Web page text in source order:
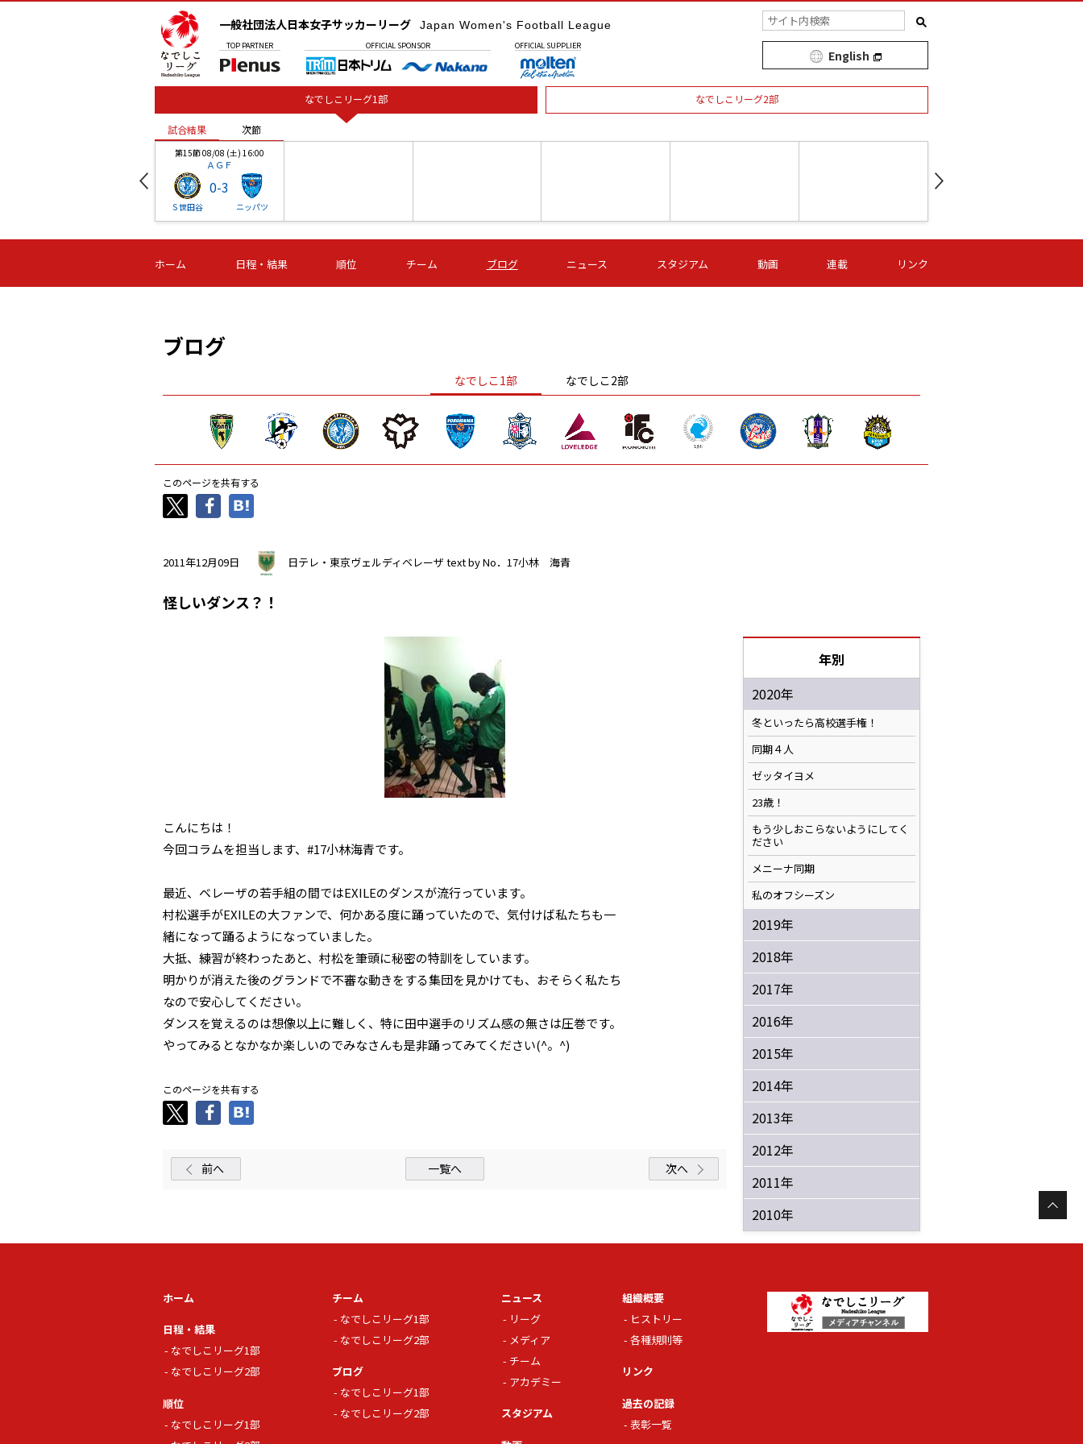
一般社団法人日本女子サッカーリーグ Japan Women's Football League
TOP PARTNER OFFICIAL SPONSOR OFFICIAL SUPPLIER
English
なでしこリーグ1部 なでしこリーグ2部
試合結果 次節
第15節 08/08 (土) 16:00
ＡＧＦ
Ｓ世田谷
0-3
ニッパツ
-
第16節 09/05 (土) 15:00
ニッパツ
-
第16節 09/05 (土) 15:00
石人の星
-
第16節 09/05 (土) 16:00
ＡＧＦ
-
いちご
-
第16節 09/06 (日) 15:00
-
第16節 09/06 (日) 15:00
- -
試合結果 次節
ホーム 日程・結果 順位 チーム ブログ ニュース スタジアム 動画 連載 リンク
ブログ
なでしこ1部 なでしこ2部
このページを共有する
2011年12月09日 日テレ・東京ヴェルディベレーザtext by No．17小林 海青
怪しいダンス？！
こんにちは！
今回コラムを担当します、#17小林海青です。
最近、ベレーザの若手組の間ではEXILEのダンスが流行っています。
村松選手がEXILEの大ファンで、何かある度に踊っていたので、気付けば私たちも一
緒になって踊るようになっていました。
大抵、練習が終わったあと、村松を筆頭に秘密の特訓をしています。
明かりが消えた後のグランドで不審な動きをする集団を見かけても、おそらく私たち
なので安心してください。
ダンスを覚えるのは想像以上に難しく、特に田中選手のリズム感の無さは圧巻です。
やってみるとなかなか楽しいのでみなさんも是非踊ってみてください(^。^)
このページを共有する
前へ 一覧へ 次へ
年別
2020年
冬といったら高校選手権！
同期４人
ゼッタイヨメ
23歳！
もう少しおこらないようにしてく
ださい
メニーナ同期
私のオフシーズン
2019年
2018年
2017年
2016年
2015年
2014年
2013年
2012年
2011年
2010年
ホーム
日程・結果
なでしこリーグ1部
なでしこリーグ2部
順位
なでしこリーグ1部
チーム
なでしこリーグ1部
なでしこリーグ2部
ブログ
なでしこリーグ1部
なでしこリーグ2部
ニュース
リーグ
メディア
チーム
アカデミー
スタジアム
組織概要
ヒストリー
各種規則等
リンク
過去の記録
表彰一覧